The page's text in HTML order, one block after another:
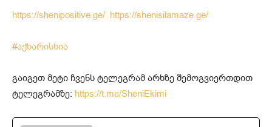
https://shenipositive.ge/ https://shenisilamaze.ge/
#აქხარისხია
გაიგეთ მეტი ჩვენს ტელეგრამ არხზე შემოგვიერთდით
ტელეგრამზე: https://t.me/SheniEkimi